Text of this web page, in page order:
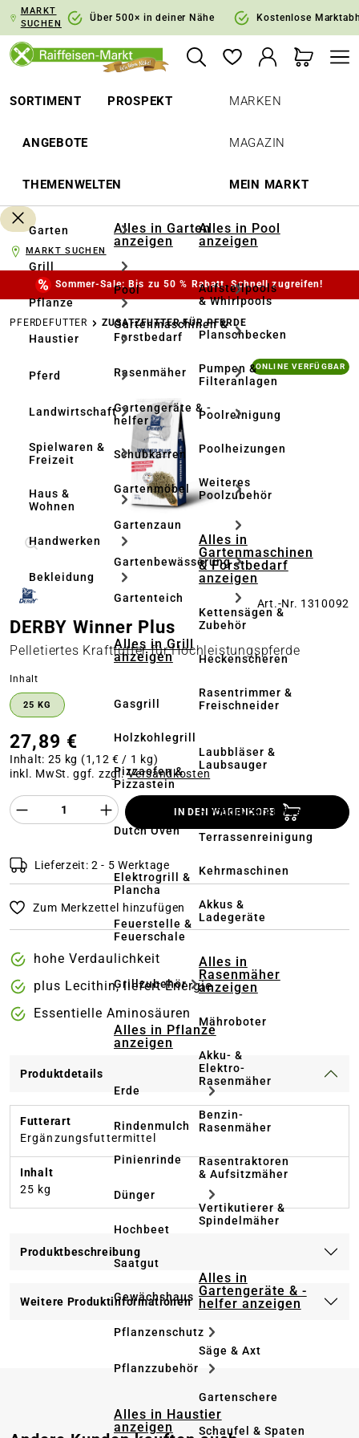
Zur Hauptnavigation springen
MARKT
SUCHEN
Über 500× in deiner Nähe Kostenlose
SORTIMENT PROSPEKT
ANGEBOTE
THEMENWELTEN
MARKEN
MAGAZIN
MEIN MARKT
Garten
Grill
Pflanze
Haustier
Pferd
Landwirtschaft
Spielwaren &
Freizeit
Haus &
Wohnen
Handwerken
Bekleidung
Alles in Garten
anzeigen
Pool
Gartenmaschinen &
Forstbedarf
Rasenmäher
Gartengeräte & -
helfer
Schubkarren
Gartenmöbel
Gartenzaun
Gartenbewässerung
Gartenteich
Alles in Grill
anzeigen
Gasgrill
Holzkohlegrill
Pizzaofen &
Pizzastein
Dutch Oven
Elektrogrill &
Plancha
Feuerstelle &
Feuerschale
Grillzubehör
Alles in Pflanze
anzeigen
Erde
Rindenmulch
Pinienrinde
Dünger
Hochbeet
Saatgut
Gewächshaus
Pflanzenschutz
Pflanzzubehör
Alles in Haustier
anzeigen
Alles in Pool
anzeigen
Aufstellpools
& Whirlpools
Planschbecken
Pumpen &
Filteranlagen
Poolreinigung
Poolheizungen
Weiteres
Poolzubehör
Alles in
Gartenmaschinen
& Forstbedarf
anzeigen
Kettensägen &
Zubehör
Heckenscheren
Rasentrimmer &
Freischneider
Laubbläser &
Laubsauger
Hochdruckreiniger
Terrassenreinigung
Kehrmaschinen
Akkus &
Ladegeräte
Alles in
Rasenmäher
anzeigen
Mähroboter
Akku- &
Elektro-
Rasenmäher
Benzin-
Rasenmäher
Rasentraktoren
& Aufsitzmäher
Vertikutierer &
Spindelmäher
Alles in
Gartengeräte & -
helfer anzeigen
Säge & Axt
Gartenschere
Schaufel & Spaten
MARKT SUCHEN
Sommer-Sale: Bis zu 50 % Rabatt. Schnell zugreifen!
PFERDEFUTTER ZUSATZFUTTER FÜR PFERDE
Bildergalerie überspringen ONLINE VERFÜGBAR
Art.-Nr. 1310092
DERBY Winner Plus
Pelletiertes Kraftfutter für Hochleistungspferde
Inhalt
25 KG
27,89 €
Inhalt: 25 kg (1,12 € / 1 kg)
inkl. MwSt. ggf. zzgl.Versandkosten
Produkt Anzahl des Produktes
IN DEN WARENKORB
Lieferzeit: 2 - 5 Werktage
Zum Merkzettel hinzufügen
hohe Verdaulichkeit
plus Lecithin, liefert Energie
Essentielle Aminosäuren
Produktdetails
Futterart
Ergänzungsfuttermittel
Inhalt
25 kg
Produktbeschreibung
Weitere Produktinformationen